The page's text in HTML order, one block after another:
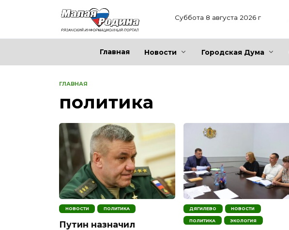
Суббота 8 августа 2026 г
Главная Новости Городская Дума
ГЛАВНАЯ
политика
НОВОСТИ ПОЛИТИКА
Путин назначил
ДЯГИЛЕВО НОВОСТИ
ПОЛИТИКА ЭКОЛОГИЯ